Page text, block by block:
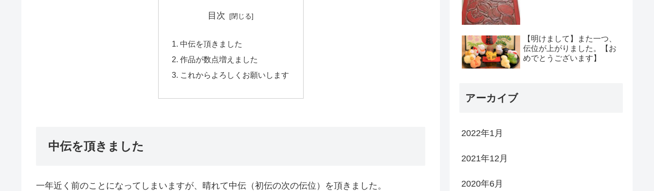
目次
中伝を頂きました
作品が数点増えました
これからよろしくお願いします
中伝を頂きました
一年近く前のことになってしまいますが、晴れて中伝（初伝の次の伝位）を頂きました。
【明けまして】また一つ、
伝位が上がりました。【お
めでとうございます】
アーカイブ
2022年1月
2021年12月
2020年6月